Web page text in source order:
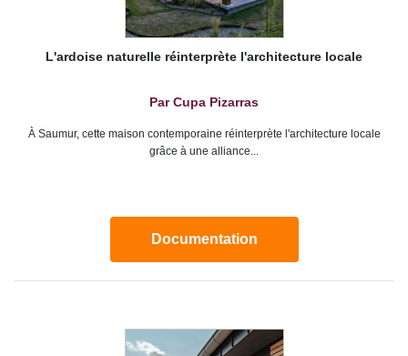
L'ardoise naturelle réinterprète l'architecture locale
Par Cupa Pizarras
À Saumur, cette maison contemporaine réinterprète l'architecture locale
grâce à une alliance...
Documentation